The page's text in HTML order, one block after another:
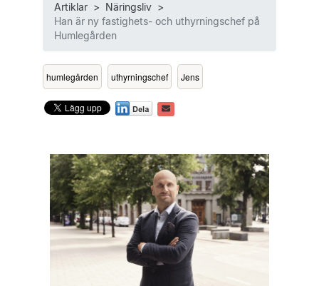
Artiklar> Näringsliv>
Han är ny fastighets- och uthyrningschef på
Humlegården
humlegården uthyrningschef Jens